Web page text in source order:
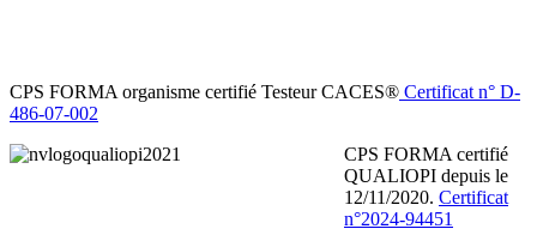
CPS FORMA organisme certifié Testeur CACES® Certificat n° D-
486-07-002
CPS FORMA certifié
QUALIOPI depuis le
12/11/2020. Certificat
n°2024-94451